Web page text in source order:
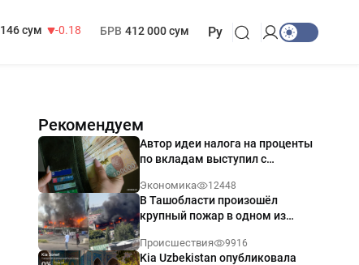
146 сум
-0.18
БРВ 412 000 сум Ру
Рекомендуем
Автор идеи налога на проценты
по вкладам выступил с
Экономика 12448
В Ташобласти произошёл
крупный пожар в одном из
Происшествия 9916
Kia Uzbekistan опубликовала